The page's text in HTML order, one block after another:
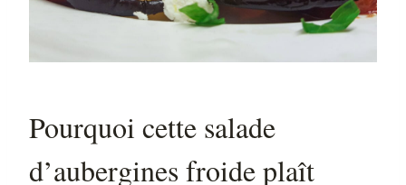
Pourquoi cette salade
d’aubergines froide plaît